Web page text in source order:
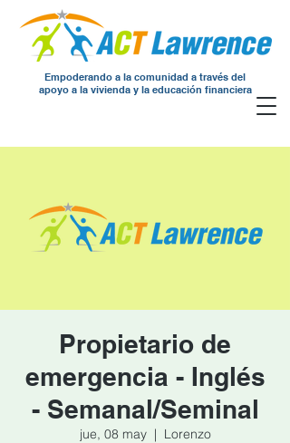
Empoderando a la comunidad a través del
apoyo a la vivienda y la educación financiera
Propietario de
emergencia - Inglés
- Semanal/Seminal
jue, 08 may
  |
Lorenzo